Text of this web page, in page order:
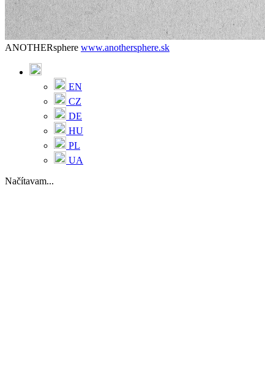
ANOTHERsphere www.anothersphere.sk
EN
CZ
DE
HU
PL
UA
Načítavam...